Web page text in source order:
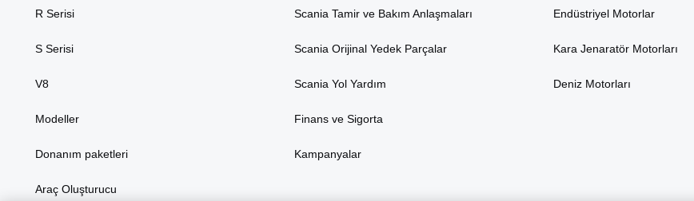
R Serisi
S Serisi
V8
Modeller
Donanım paketleri
Araç Oluşturucu
Scania Tamir ve Bakım Anlaşmaları
Scania Orijinal Yedek Parçalar
Scania Yol Yardım
Finans ve Sigorta
Kampanyalar
Endüstriyel Motorlar
Kara Jenaratör Motorları
Deniz Motorları